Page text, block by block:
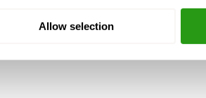
Allow selection
qué requisitos de OPITO se aplican a